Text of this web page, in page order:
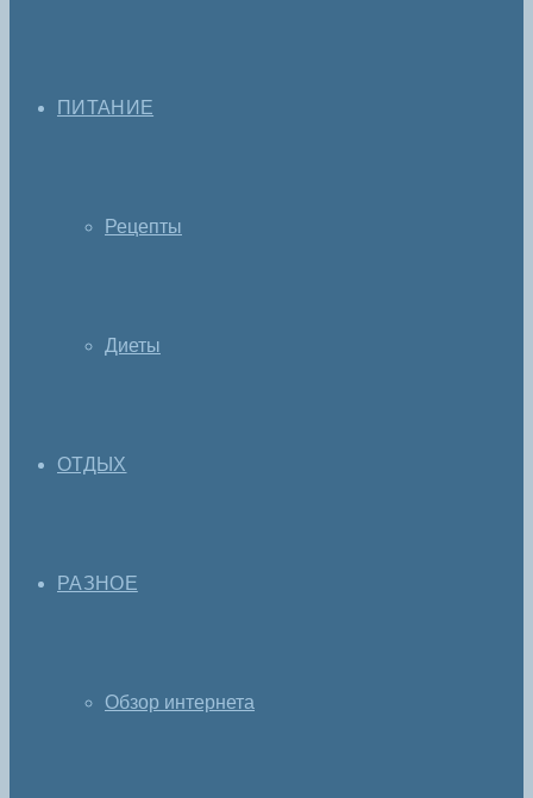
ПИТАНИЕ
Рецепты
Диеты
ОТДЫХ
РАЗНОЕ
Обзор интернета